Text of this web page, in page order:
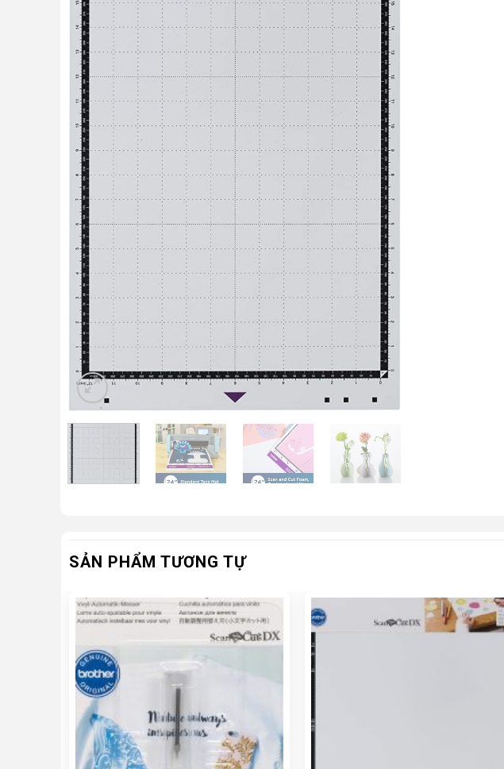
SẢN PHẨM TƯƠNG TỰ